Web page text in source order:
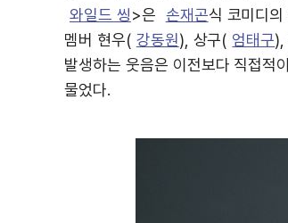
와일드 씽>은 손재곤식 코미디
멤버 현우( 강동원), 상구( 엄태구),
발생하는 웃음은 이전보다 직접적
물었다.